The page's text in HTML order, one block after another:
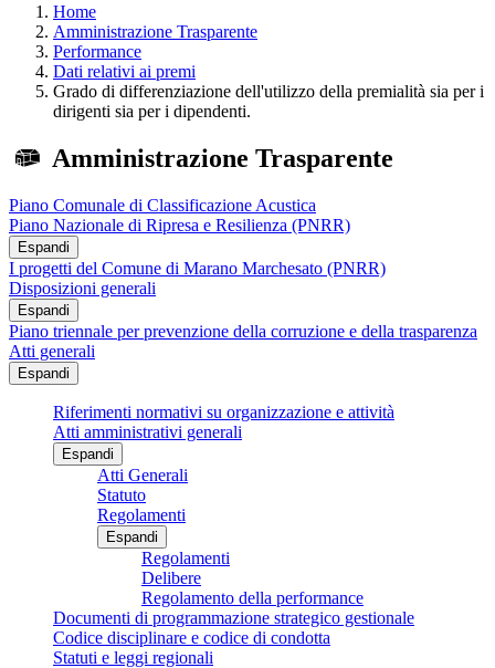
Home
Amministrazione Trasparente
Performance
Dati relativi ai premi
Grado di differenziazione dell'utilizzo della premialità sia per i
dirigenti sia per i dipendenti.
Amministrazione Trasparente
Piano Comunale di Classificazione Acustica
Piano Nazionale di Ripresa e Resilienza (PNRR)
Espandi
I progetti del Comune di Marano Marchesato (PNRR)
Disposizioni generali
Espandi
Piano triennale per prevenzione della corruzione e della trasparenza
Atti generali
Espandi
Riferimenti normativi su organizzazione e attività
Atti amministrativi generali
Espandi
Atti Generali
Statuto
Regolamenti
Espandi
Regolamenti
Delibere
Regolamento della performance
Documenti di programmazione strategico gestionale
Codice disciplinare e codice di condotta
Statuti e leggi regionali